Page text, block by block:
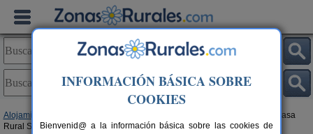
Alojamientos
> Casa
Rural Sarmiento
INFORMACIÓN BÁSICA SOBRE
COOKIES
Bienvenid@ a la información básica sobre las cookies de